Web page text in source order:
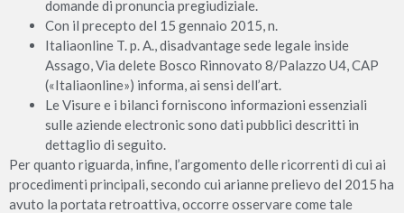
domande di pronuncia pregiudiziale.
Con il precepto del 15 gennaio 2015, n.
Italiaonline T. p. A., disadvantage sede legale inside
Assago, Via delete Bosco Rinnovato 8/Palazzo U4, CAP
(«Italiaonline») informa, ai sensi dell’art.
Le Visure e i bilanci forniscono informazioni essenziali
sulle aziende electronic sono dati pubblici descritti in
dettaglio di seguito.
Per quanto riguarda, infine, l’argomento delle ricorrenti di cui ai
procedimenti principali, secondo cui arianne prelievo del 2015 ha
avuto la portata retroattiva, occorre osservare come tale